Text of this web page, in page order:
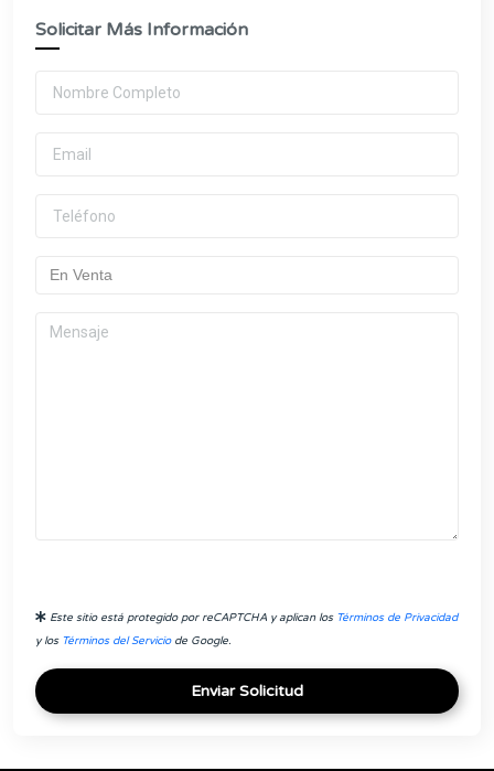
Solicitar Más Información
Este sitio está protegido por reCAPTCHA y aplican los Términos de Privacidad
y los Términos del Serviciode Google.
Enviar Solicitud